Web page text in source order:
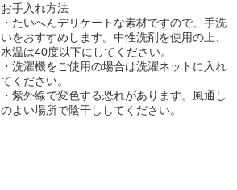
お手入れ方法
・たいへんデリケートな素材ですので、手洗
いをおすすめします。中性洗剤を使用の上、
水温は40度以下にしてください。
・洗濯機をご使用の場合は洗濯ネットに入れ
てください。
・紫外線で変色する恐れがあります。風通し
のよい場所で陰干ししてください。